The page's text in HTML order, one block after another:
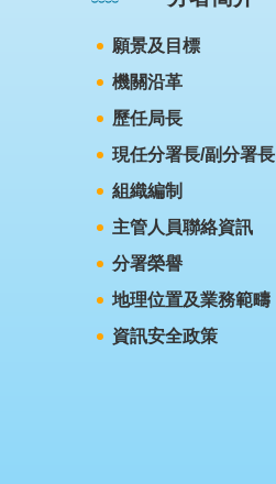
願景及目標
機關沿革
歷任局長
現任分署長/副分署長
組織編制
主管人員聯絡資訊
分署榮譽
地理位置及業務範疇
資訊安全政策